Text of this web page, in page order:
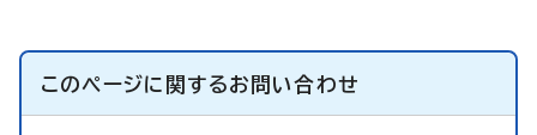
このページに関するお問い合わせ